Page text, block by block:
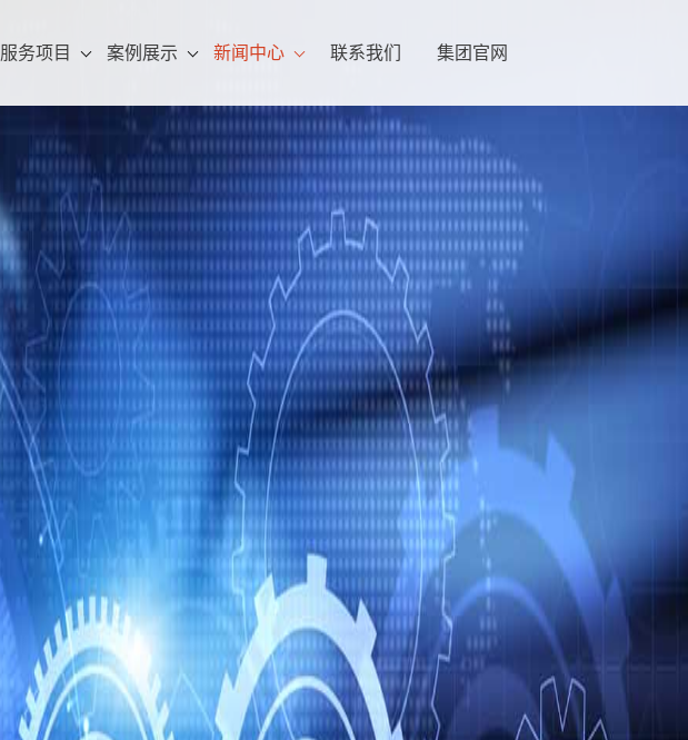
服务项目 案例展示 新闻中心 联系我们 集团官网